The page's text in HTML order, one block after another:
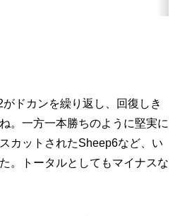
ドカンを繰り返し、回復しき
。一方一本勝ちのように堅実に
カットされたSheep6など、い
。トータルとしてもマイナスな